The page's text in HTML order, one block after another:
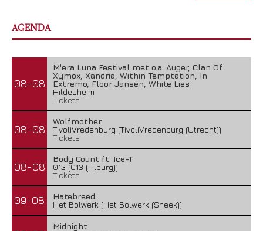
AGENDA
08-08
M'era Luna Festival met o.a. Auger, Clan Of
Xymox, Xandria, Within Temptation, In
Extremo, Floor Jansen, White Lies
Hildesheim
Tickets
08-08
Wolfmother
TivoliVredenburg (TivoliVredenburg (Utrecht))
Tickets
08-08
Body Count ft. Ice-T
013 (013 (Tilburg))
Tickets
09-08
Hatebreed
Het Bolwerk (Het Bolwerk (Sneek))
Midnight